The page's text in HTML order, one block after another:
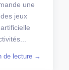
une
jeux
de lecture →